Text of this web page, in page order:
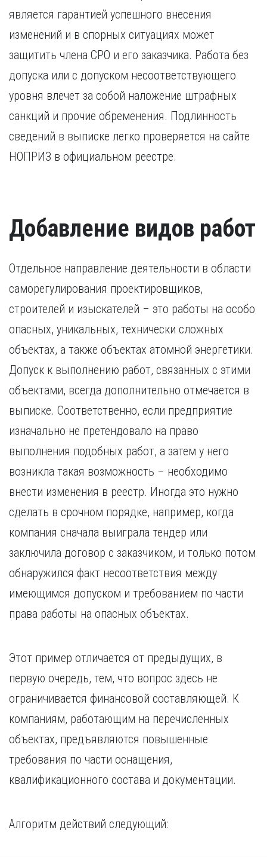
является гарантией успешного внесения
изменений и в спорных ситуациях может
защитить члена СРО и его заказчика. Работа без
допуска или с допуском несоответствующего
уровня влечет за собой наложение штрафных
санкций и прочие обременения. Подлинность
сведений в выписке легко проверяется на сайте
НОПРИЗ в официальном реестре.
Добавление видов работ
Отдельное направление деятельности в области
саморегулирования проектировщиков,
строителей и изыскателей – это работы на особо
опасных, уникальных, технически сложных
объектах, а также объектах атомной энергетики.
Допуск к выполнению работ, связанных с этими
объектами, всегда дополнительно отмечается в
выписке. Соответственно, если предприятие
изначально не претендовало на право
выполнения подобных работ, а затем у него
возникла такая возможность – необходимо
внести изменения в реестр. Иногда это нужно
сделать в срочном порядке, например, когда
компания сначала выиграла тендер или
заключила договор с заказчиком, и только потом
обнаружился факт несоответствия между
имеющимся допуском и требованием по части
права работы на опасных объектах.
Этот пример отличается от предыдущих, в
первую очередь, тем, что вопрос здесь не
ограничивается финансовой составляющей. К
компаниям, работающим на перечисленных
объектах, предъявляются повышенные
требования по части оснащения,
квалификационного состава и документации.
Алгоритм действий следующий: